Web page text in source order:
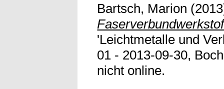
Bartsch, Marion
'Leichtmetalle und
01 - 2013-09-30,
nicht online.